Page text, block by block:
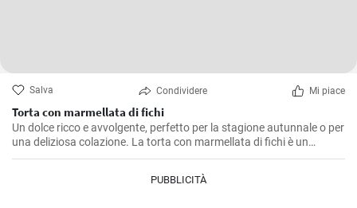
Salva Condividere Mi piace
Torta con marmellata di fichi
Un dolce ricco e avvolgente, perfetto per la stagione autunnale o per
una deliziosa colazione. La torta con marmellata di fichi è un
dessert saporito e profumato, ideale anche come fine pasto.
PUBBLICITÀ